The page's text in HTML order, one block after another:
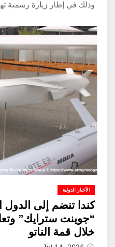
وذلك في إطار زيارة رسمية
الأخبار الدولية
كندا تنضم إلى
“جوينت سترايك”
خلال قمة الناتو